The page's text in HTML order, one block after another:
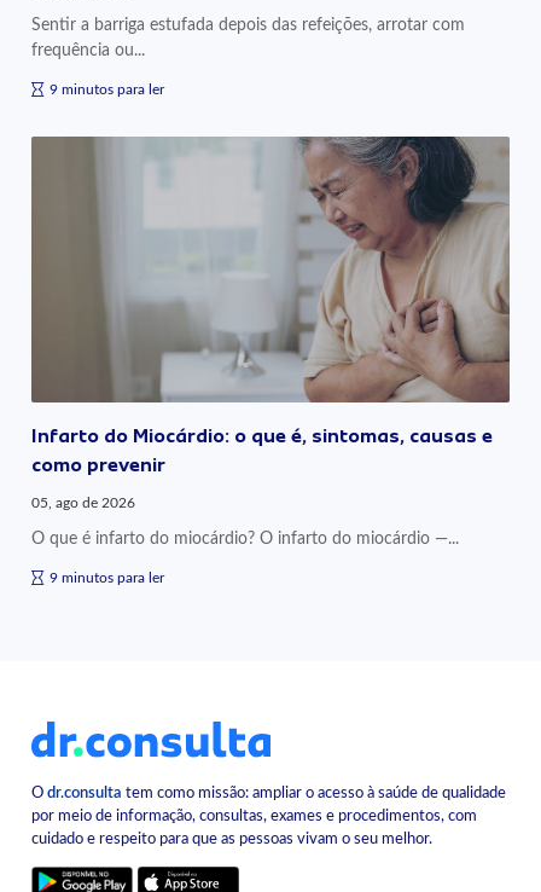
Sentir a barriga estufada depois das refeições, arrotar com
frequência ou...
9 minutos para ler
Infarto do Miocárdio: o que é, sintomas, causas e
como prevenir
05, ago de 2026
O que é infarto do miocárdio? O infarto do miocárdio —...
9 minutos para ler
Odr.consulta tem como missão: ampliar o acesso à saúde de qualidade
por meio de informação, consultas, exames e procedimentos, com
cuidado e respeito para que as pessoas vivam o seu melhor.